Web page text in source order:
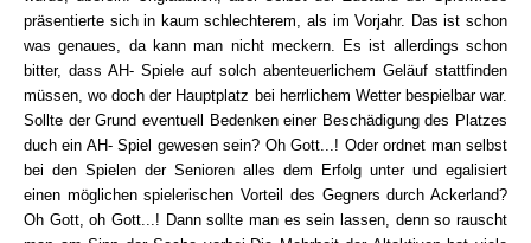
präsentierte sich in kaum schlechterem, als im Vorjahr. Das ist schon
was genaues, da kann man nicht meckern. Es ist allerdings schon
bitter, dass AH- Spiele auf solch abenteuerlichem Geläuf stattfinden
müssen, wo doch der Hauptplatz bei herrlichem Wetter bespielbar war.
Sollte der Grund eventuell Bedenken einer Beschädigung des Platzes
duch ein AH- Spiel gewesen sein? Oh Gott...! Oder ordnet man selbst
bei den Spielen der Senioren alles dem Erfolg unter und egalisiert
einen möglichen spielerischen Vorteil des Gegners durch Ackerland?
Oh Gott, oh Gott...! Dann sollte man es sein lassen, denn so rauscht